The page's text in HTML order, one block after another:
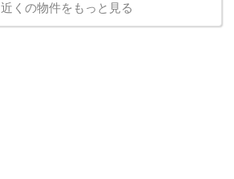
近くの物件をもっと見る